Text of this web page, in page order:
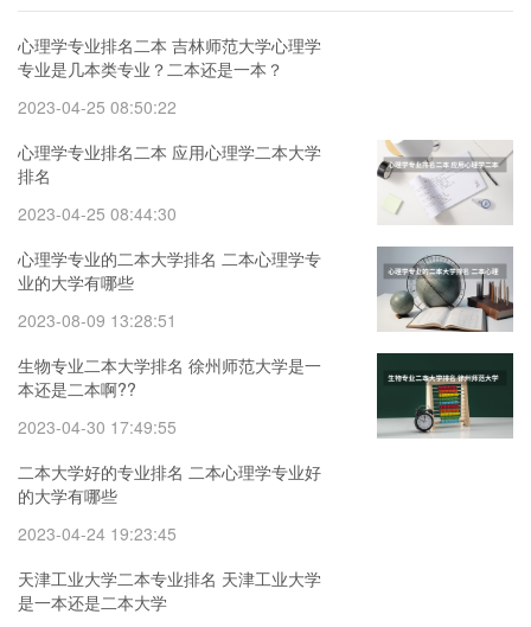
心理学专业排名二本 吉林师范大学心理学
专业是几本类专业？二本还是一本？
2023-04-25 08:50:22
心理学专业排名二本 应用心理学二本大学
排名
2023-04-25 08:44:30
心理学专业的二本大学排名 二本心理学专
业的大学有哪些
2023-08-09 13:28:51
生物专业二本大学排名 徐州师范大学是一
本还是二本啊??
2023-04-30 17:49:55
二本大学好的专业排名 二本心理学专业好
的大学有哪些
2023-04-24 19:23:45
天津工业大学二本专业排名 天津工业大学
是一本还是二本大学